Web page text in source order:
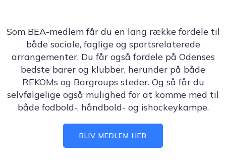
Som BEA-medlem får du en lang række fordele til
både sociale, faglige og sportsrelaterede
arrangementer. Du får også fordele på Odenses
bedste barer og klubber, herunder på både
REKOMs og Bargroups steder. Og så får du
selvfølgelige også mulighed for at komme med til
både fodbold-, håndbold- og ishockeykampe.
BLIV MEDLEM HER